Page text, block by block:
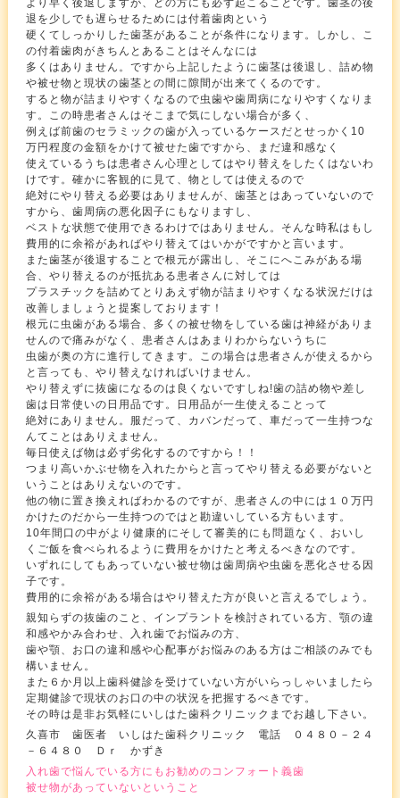
より早く後退しますが、どの方にも必ず起こることです。歯茎の後
退を少しでも遅らせるためには付着歯肉という
硬くてしっかりした歯茎があることが条件になります。しかし、こ
の付着歯肉がきちんとあることはそんなには
多くはありません。ですから上記したように歯茎は後退し、詰め物
や被せ物と現状の歯茎との間に隙間が出来てくるのです。
すると物が詰まりやすくなるので虫歯や歯周病になりやすくなりま
す。この時患者さんはそこまで気にしない場合が多く、
例えば前歯のセラミックの歯が入っているケースだとせっかく10
万円程度の金額をかけて被せた歯ですから、まだ違和感なく
使えているうちは患者さん心理としてはやり替えをしたくはないわ
けです。確かに客観的に見て、物としては使えるので
絶対にやり替える必要はありませんが、歯茎とはあっていないので
すから、歯周病の悪化因子にもなりますし、
ベストな状態で使用できるわけではありません。そんな時私はもし
費用的に余裕があればやり替えてはいかがですかと言います。
また歯茎が後退することで根元が露出し、そこにへこみがある場
合、やり替えるのが抵抗ある患者さんに対しては
プラスチックを詰めてとりあえず物が詰まりやすくなる状況だけは
改善しましょうと提案しております！
根元に虫歯がある場合、多くの被せ物をしている歯は神経がありま
せんので痛みがなく、患者さんはあまりわからないうちに
虫歯が奥の方に進行してきます。この場合は患者さんが使えるから
と言っても、やり替えなければいけません。
やり替えずに抜歯になるのは良くないですしね!歯の詰め物や差し
歯は日常使いの日用品です。日用品が一生使えることって
絶対にありません。服だって、カバンだって、車だって一生持つな
んてことはありえません。
毎日使えば物は必ず劣化するのですから！！
つまり高いかぶせ物を入れたからと言ってやり替える必要がないと
いうことはありえないのです。
他の物に置き換えればわかるのですが、患者さんの中には１０万円
かけたのだから一生持つのではと勘違いしている方もいます。
10年間口の中がより健康的にそして審美的にも問題なく、おいし
くご飯を食べられるように費用をかけたと考えるべきなのです。
いずれにしてもあっていない被せ物は歯周病や虫歯を悪化させる因
子です。
費用的に余裕がある場合はやり替えた方が良いと言えるでしょう。
親知らずの抜歯のこと、インプラントを検討されている方、顎の違
和感やかみ合わせ、入れ歯でお悩みの方、
歯や顎、お口の違和感や心配事がお悩みのある方はご相談のみでも
構いません。
また６か月以上歯科健診を受けていない方がいらっしゃいましたら
定期健診で現状のお口の中の状況を把握するべきです。
その時は是非お気軽にいしはた歯科クリニックまでお越し下さい。
久喜市 歯医者 いしはた歯科クリニック 電話 ０４８０－２４
－６４８０ Ｄｒ かずき
入れ歯で悩んでいる方にもお勧めのコンフォート義歯
被せ物があっていないということ